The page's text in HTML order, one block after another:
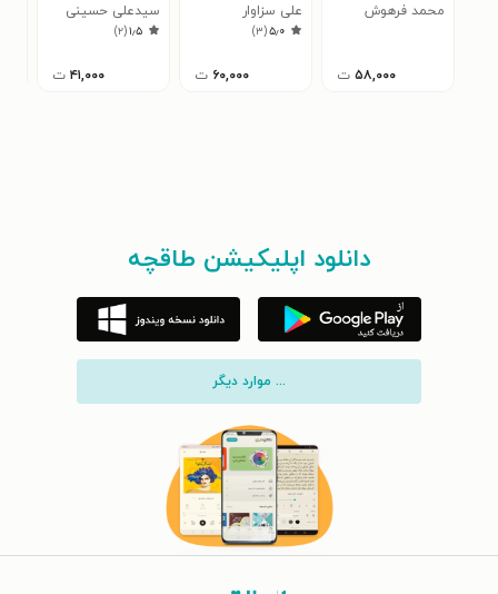
روانی
محمد فرهوش
۵۸,۰۰۰ ت
علی سزاوار
۵٫۰(۳)
۶۰,۰۰۰ ت
مطلوب
سیدعلی حسینی
پور اردکانی
۱٫۵(۲)
۴۱,۰۰۰ ت
دانلود اپلیکیشن طاقچه
... موارد دیگر